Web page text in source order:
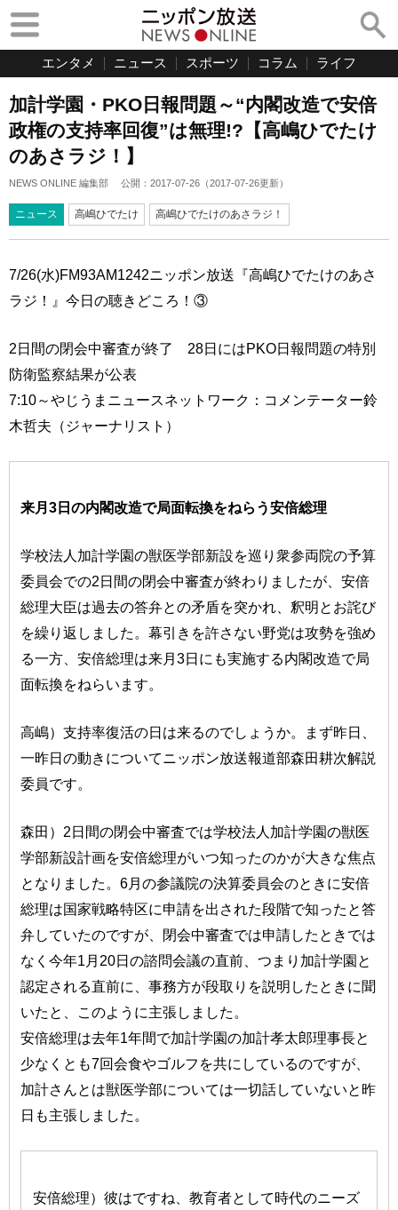
エンタメ ニュース スポーツ コラム ライフ
加計学園・PKO日報問題～“内閣改造で安倍
政権の支持率回復”は無理!?【高嶋ひでたけ
のあさラジ！】
NEWS ONLINE 編集部 公開： 2017-07-26 （2017-07-26更新）
ニュース 高嶋ひでたけ 高嶋ひでたけのあさラジ！
7/26(水)FM93AM1242ニッポン放送『高嶋ひでたけのあさ
ラジ！』今日の聴きどころ！③
2日間の閉会中審査が終了 28日にはPKO日報問題の特別
防衛監察結果が公表
7:10～やじうまニュースネットワーク：コメンテーター鈴
木哲夫（ジャーナリスト）
来月3日の内閣改造で局面転換をねらう安倍総理
学校法人加計学園の獣医学部新設を巡り衆参両院の予算
委員会での2日間の閉会中審査が終わりましたが、安倍
総理大臣は過去の答弁との矛盾を突かれ、釈明とお詫び
を繰り返しました。幕引きを許さない野党は攻勢を強め
る一方、安倍総理は来月3日にも実施する内閣改造で局
面転換をねらいます。
高嶋）支持率復活の日は来るのでしょうか。まず昨日、
一昨日の動きについてニッポン放送報道部森田耕次解説
委員です。
森田）2日間の閉会中審査では学校法人加計学園の獣医
学部新設計画を安倍総理がいつ知ったのかが大きな焦点
となりました。6月の参議院の決算委員会のときに安倍
総理は国家戦略特区に申請を出された段階で知ったと答
弁していたのですが、閉会中審査では申請したときでは
なく今年1月20日の諮問会議の直前、つまり加計学園と
認定される直前に、事務方が段取りを説明したときに聞
いたと、このように主張しました。
安倍総理は去年1年間で加計学園の加計孝太郎理事長と
少なくとも7回会食やゴルフを共にしているのですが、
加計さんとは獣医学部については一切話していないと昨
日も主張しました。
安倍総理）彼はですね、教育者として時代のニーズ